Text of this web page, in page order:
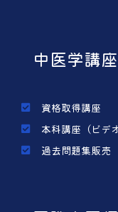
中医学講座
資格取得講座
本科講座（ビデ
過去問題集販売